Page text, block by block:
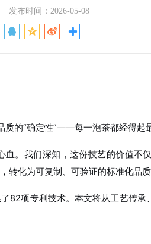
发布时间：2026-05-08
的“确定性”——每一泡茶都经得起
。我们深知，这份技艺的价值不
转化为可复制、可验证的标准化品质
项专利技术。本文将从工艺传